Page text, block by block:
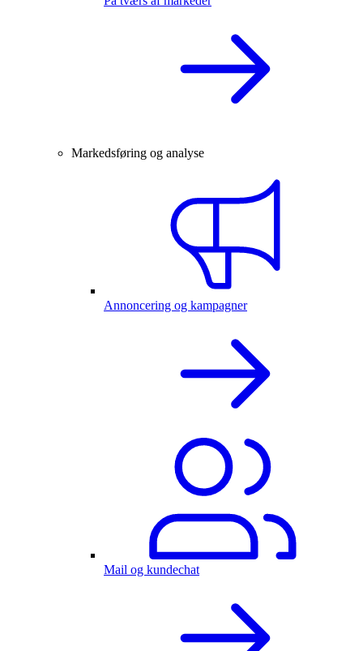
Markedsføring og analyse
Annoncering og kampagner
Mail og kundechat